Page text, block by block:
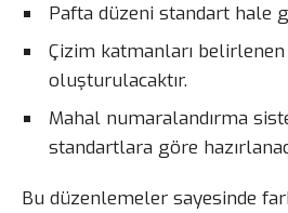
Pafta düzeni standart hale
Çizim katmanları
oluşturulacaktır.
Mahal numaralandırma
standartlara göre
Bu düzenlemeler sayesinde